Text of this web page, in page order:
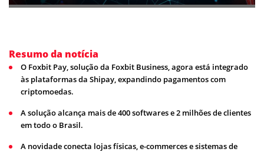
Resumo da notícia
O Foxbit Pay, solução da Foxbit Business, agora está integrado
às plataformas da Shipay, expandindo pagamentos com
criptomoedas.
A solução alcança mais de 400 softwares e 2 milhões de clientes
em todo o Brasil.
A novidade conecta lojas físicas, e-commerces e sistemas de